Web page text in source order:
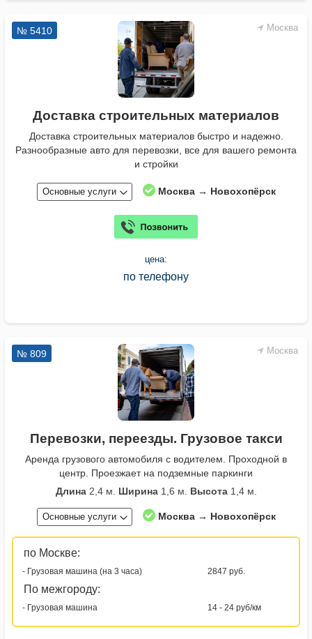
Москва
№ 5410
Доставка строительных материалов
Доставка строительных материалов быстро и надежно.
Разнообразные авто для перевозки, все для вашего ремонта
и стройки
Основные услуги Москва → Новохопёрск
цена:
по телефону
Москва
№ 809
Перевозки, переезды. Грузовое такси
Аренда грузового автомобиля с водителем. Проходной в
центр. Проезжает на подземные паркинги
Длина2,4 м. Ширина1,6 м. Высота1,4 м.
Основные услуги Москва → Новохопёрск
по Москве:
- Грузовая машина (на 3 часа) 2847 руб.
По межгороду:
- Грузовая машина 14 - 24 руб/км